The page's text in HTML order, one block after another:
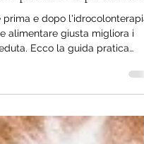
prima e dopo la
prima e dopo
Ecco la guida pratica
nei 2 giorni prima, cosa
per massimizzare i benefici.